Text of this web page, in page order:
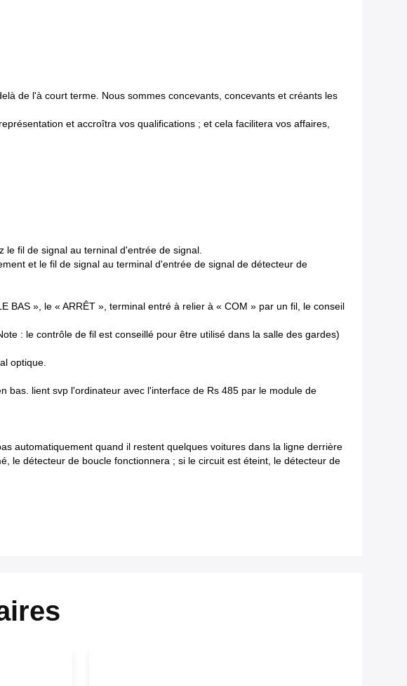
de l'à court terme. Nous sommes concevants, concevants et créants les
et accroîtra vos qualifications ; et cela facilitera vos affaires,
fil de signal au terninal d'entrée de signal.
et le fil de signal au terminal d'entrée de signal de détecteur de
BAS », le « ARRÊT », terminal entré à relier à « COM » par un fil, le conseil
: le contrôle de fil est conseillé pour être utilisé dans la salle des gardes)
optique.
bas. lient svp l'ordinateur avec l'interface de Rs 485 par le module de
automatiquement quand il restent quelques voitures dans la ligne derrière
le détecteur de boucle fonctionnera ; si le circuit est éteint, le détecteur de